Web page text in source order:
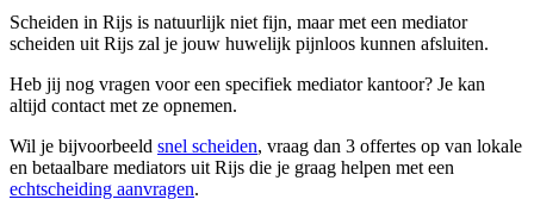
Scheiden in Rijs is natuurlijk niet fijn, maar met een mediator
scheiden uit Rijs zal je jouw huwelijk pijnloos kunnen afsluiten.
Heb jij nog vragen voor een specifiek mediator kantoor? Je kan
altijd contact met ze opnemen.
Wil je bijvoorbeeld snel scheiden, vraag dan 3 offertes op van lokale
en betaalbare mediators uit Rijs die je graag helpen met een
echtscheiding aanvragen.